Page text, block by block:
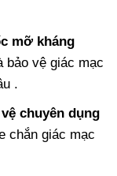
mỡ kháng
bảo vệ giác mạc
.
chuyên dụng
chắn giác mạc